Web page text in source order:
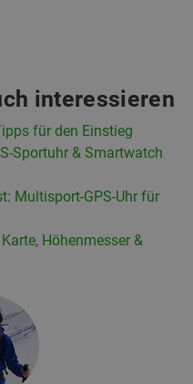
interessieren
für den Einstieg
Sportuhr & Smartwatch
Multisport-GPS-Uhr für
Höhenmesser &